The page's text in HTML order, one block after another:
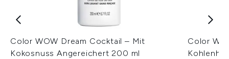
Color WOW Dream Cocktail – Mit
Kokosnuss Angereichert 200 ml
Color